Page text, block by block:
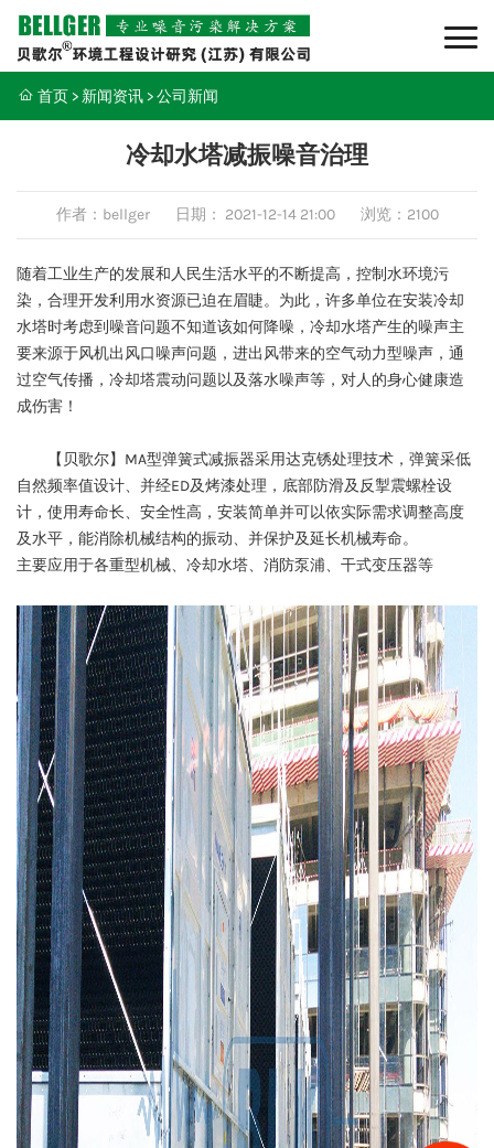
首页> 新闻资讯>公司新闻
冷却水塔减振噪音治理
作者：bellger 日期： 2021-12-14 21:00 浏览：2100
随着工业生产的发展和人民生活水平的不断提高，控制水环境污
染，合理开发利用水资源已迫在眉睫。为此，许多单位在安装冷却
水塔时考虑到噪音问题不知道该如何降噪，冷却水塔产生的噪声主
要来源于风机出风口噪声问题，进出风带来的空气动力型噪声，通
过空气传播，冷却塔震动问题以及落水噪声等，对人的身心健康造
成伤害！
【贝歌尔】MA型弹簧式减振器采用达克锈处理技术，弹簧采低
自然频率值设计、并经ED及烤漆处理，底部防滑及反掣震螺栓设
计，使用寿命长、安全性高，安装简单并可以依实际需求调整高度
及水平，能消除机械结构的振动、并保护及延长机械寿命。
主要应用于各重型机械、冷却水塔、消防泵浦、干式变压器等